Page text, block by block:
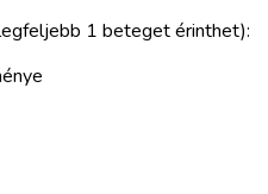
1 beteget érinthet):